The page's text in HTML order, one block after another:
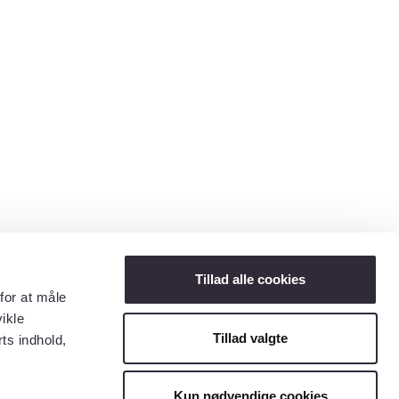
at måle
indhold,
Tillad alle cookies
Tillad valgte
Kun nødvendige cookies